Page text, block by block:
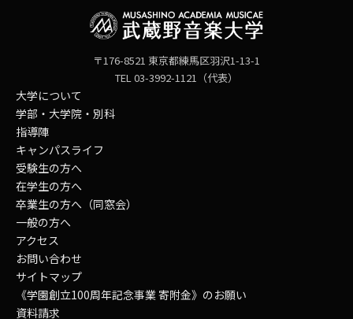
〒176-8521 東京都練馬区羽沢1-13-1
TEL 03-3992-1121（代表）
大学について
学部・大学院・別科
指導陣
キャンパスライフ
受験生の方へ
在学生の方へ
卒業生の方へ（同窓会）
一般の方へ
アクセス
お問い合わせ
サイトマップ
《学園創立100周年記念事業 寄附金》のお願い
資料請求